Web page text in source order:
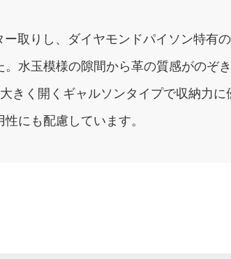
取りし、ダイヤモンドパイソン特有
水玉模様の隙間から革の質感がのぞ
きく開くギャルソンタイプで収納力
にも配慮しています。